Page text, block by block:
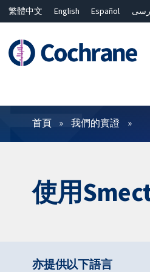
繁體中文 English Español
篩選條件
首頁 我們的實證
使用
亦提供以下語言